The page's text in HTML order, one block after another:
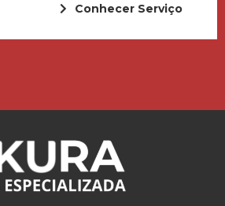
Conhecer Serviço